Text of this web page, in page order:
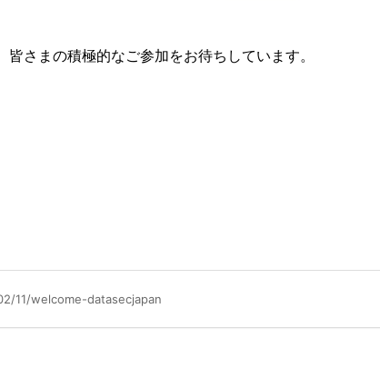
皆さまの積極的なご参加をお待ちしています。
11/welcome-datasecjapan